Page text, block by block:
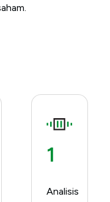
1
Analisis